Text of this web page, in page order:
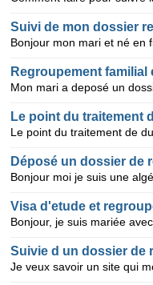
Suivi de mon dossier
Regroupement familial
Suivie d un dossier de